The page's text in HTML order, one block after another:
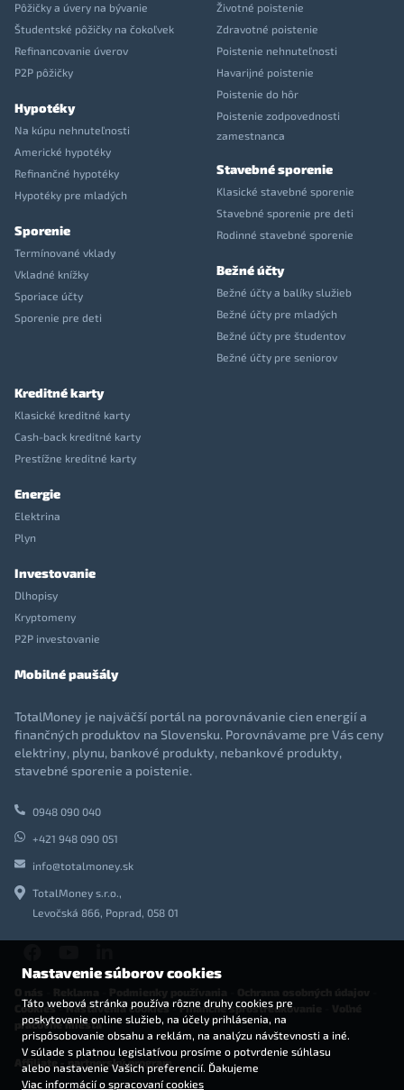
Pôžičky a úvery na bývanie
Študentské pôžičky na čokoľvek
Refinancovanie úverov
P2P pôžičky
Hypotéky
Na kúpu nehnuteľnosti
Americké hypotéky
Refinančné hypotéky
Hypotéky pre mladých
Sporenie
Termínované vklady
Vkladné knížky
Sporiace účty
Sporenie pre deti
Životné poistenie
Zdravotné poistenie
Poistenie nehnuteľnosti
Havarijné poistenie
Poistenie do hôr
Poistenie zodpovednosti
zamestnanca
Stavebné sporenie
Klasické stavebné sporenie
Stavebné sporenie pre deti
Rodinné stavebné sporenie
Bežné účty
Bežné účty a balíky služieb
Bežné účty pre mladých
Bežné účty pre študentov
Bežné účty pre seniorov
Kreditné karty
Klasické kreditné karty
Cash-back kreditné karty
Prestížne kreditné karty
Energie
Elektrina
Plyn
Investovanie
Dlhopisy
Kryptomeny
P2P investovanie
Mobilné paušály
TotalMoney je najväčší portál na porovnávanie cien energií a
finančných produktov na Slovensku. Porovnávame pre Vás ceny
elektriny, plynu, bankové produkty, nebankové produkty,
stavebné sporenie a poistenie.
0948 090 040
+421 948 090 051
info@totalmoney.sk
TotalMoney s.r.o.,
Levočská 866, Poprad, 058 01
Cookies-Nastavenia cookies -Finančné sprostredkovanie
pracovné miesta
Affiliate - partnerský program
Nastavenie súborov cookies
Táto webová stránka používa rôzne druhy cookies pre
poskytovanie online služieb, na účely prihlásenia, na
prispôsobovanie obsahu a reklám, na analýzu návštevnosti a iné.
V súlade s platnou legislatívou prosíme o potvrdenie súhlasu
alebo nastavenie Vašich preferencií. Ďakujeme
Viac informácií o spracovaní cookies